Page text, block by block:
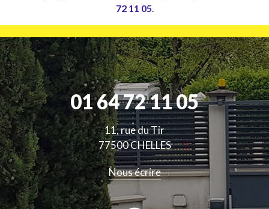
72 11 05.
01 64 72 11 05
11, rue du Tir
77500 CHELLES
Nous écrire